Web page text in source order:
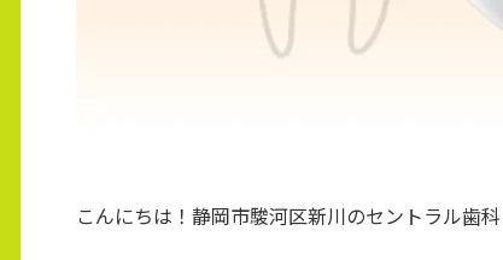
こんにちは！静岡市駿河区新川のセントラル歯科